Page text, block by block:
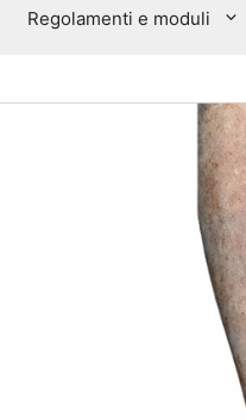
Regolamenti e moduli